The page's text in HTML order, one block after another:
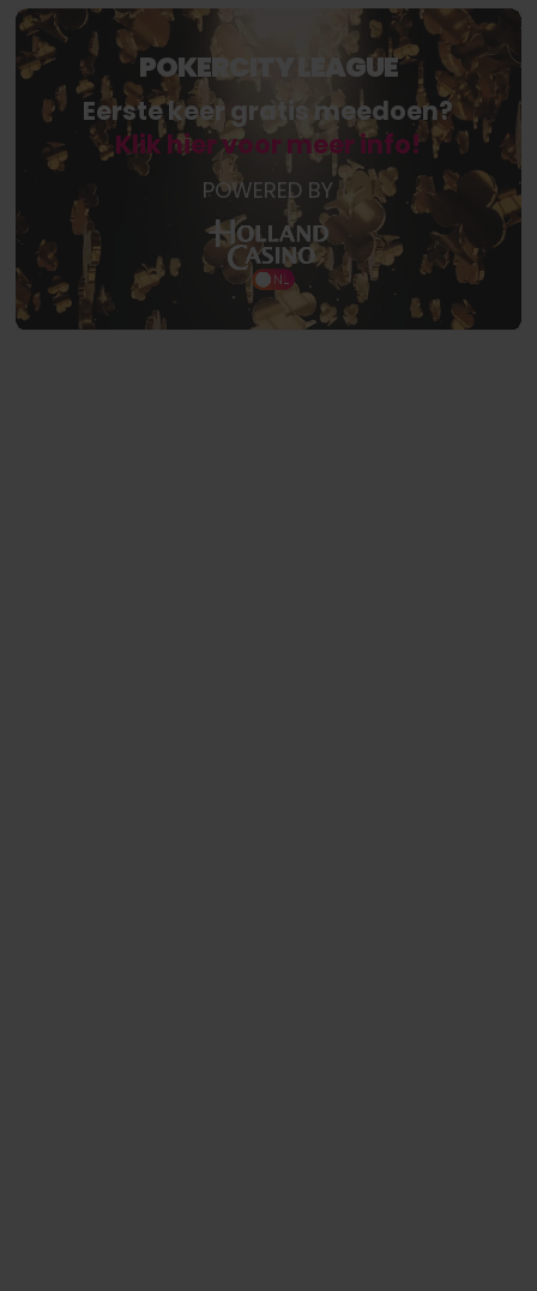
POKERCITY LEAGUE
Eerste keer gratis meedoen?
Klik hier voor meer info!
POWERED BY